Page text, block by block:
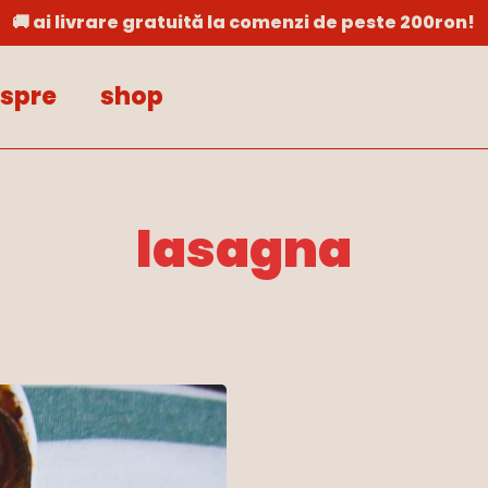
🚚 ai livrare gratuită la comenzi de peste 200ron!
shop
Cart
lasagna